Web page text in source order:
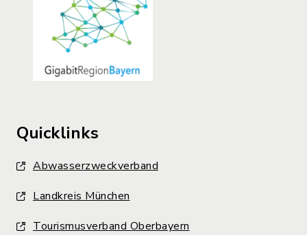
Quicklinks
Abwasserzweckverband
Landkreis München
Tourismusverband Oberbayern